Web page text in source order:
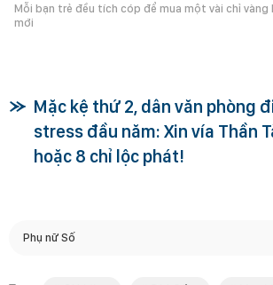
Mỗi bạn trẻ đều tích cóp để mua một vài chỉ vàng
mới
Mặc kệ thứ 2, dân văn phòng
stress đầu năm: Xin vía Thần
hoặc 8 chỉ lộc phát!
Phụ nữ Số